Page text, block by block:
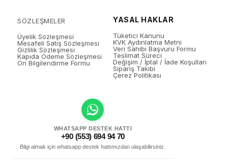
SÖZLEŞMELER
Üyelik Sözleşmesi
Mesafeli Satış Sözleşmesi
Gizlilik Sözleşmesi
Kapıda Ödeme Sözleşmesi
Ön Bilgilendirme Formu
YASAL HAKLAR
Tüketici Kanunu
KVK Aydınlatma Metni
Veri Sahibi Başvuru Formu
Teslimat Süreci
Değişim / İptal / İade Koşulları
Sipariş Takibi
Çerez Politikası
WHATSAPP DESTEK HATTI
+90 (553) 694 94 70
Bilgi almak için whatsapp destek hattımızdan ulaşabilirsiniz.